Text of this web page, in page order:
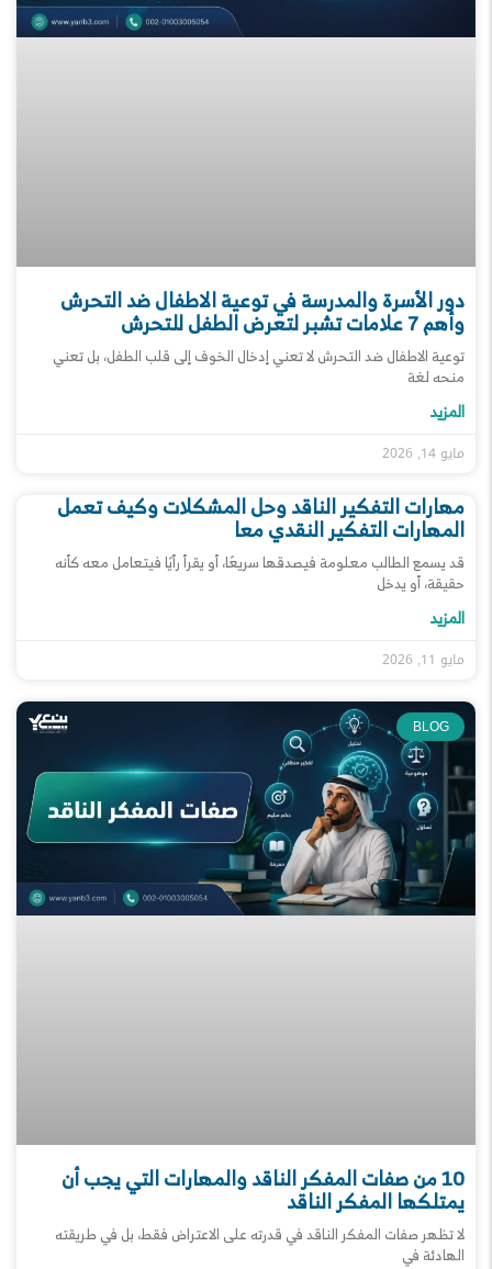
دور الأسرة والمدرسة في توعية الاطفال ضد التحرش
وأهم 7 علامات تشبر لتعرض الطفل للتحرش
توعية الاطفال ضد التحرش لا تعني إدخال الخوف إلى قلب الطفل، بل تعني
منحه لغة
المزيد
مايو 14, 2026
مهارات التفكير الناقد وحل المشكلات وكيف تعمل
المهارات التفكير النقدي معا
قد يسمع الطالب معلومة فيصدقها سريعًا، أو يقرأ رأيًا فيتعامل معه كأنه
حقيقة، أو يدخل
المزيد
مايو 11, 2026
BLOG
10 من صفات المفكر الناقد والمهارات التي يجب أن
يمتلكها المفكر الناقد
لا تظهر صفات المفكر الناقد في قدرته على الاعتراض فقط، بل في طريقته
الهادئة في